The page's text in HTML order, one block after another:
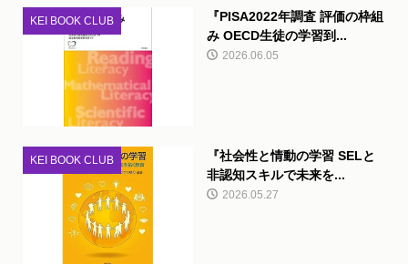
KEI BOOK CLUB
『PISA2022年調査 評価の枠組
み OECD生徒の学習到...
2026.06.05
KEI BOOK CLUB
『社会性と情動の学習 SELと
非認知スキルで未来を...
2026.05.27